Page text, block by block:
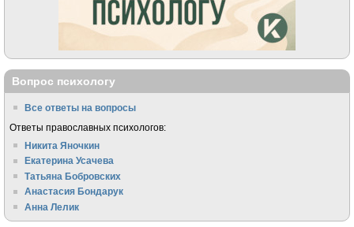
Вопрос психологу
Все ответы на вопросы
Ответы православных психологов:
Никита Яночкин
Екатерина Усачева
Татьяна Бобровских
Анастасия Бондарук
Анна Лелик